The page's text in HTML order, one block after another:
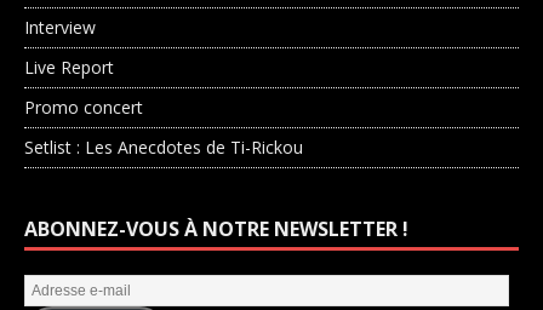
Interview
Live Report
Promo concert
Setlist : Les Anecdotes de Ti-Rickou
ABONNEZ-VOUS À NOTRE NEWSLETTER !